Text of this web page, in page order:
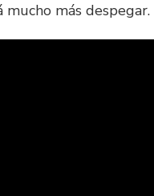
más despegar.